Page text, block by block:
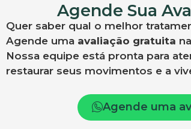
Agende Sua
Quer saber qual o melhor
Agende uma avaliação gratuita na
Nossa equipe está pronta para
restaurar seus movimentos e a
Agende uma